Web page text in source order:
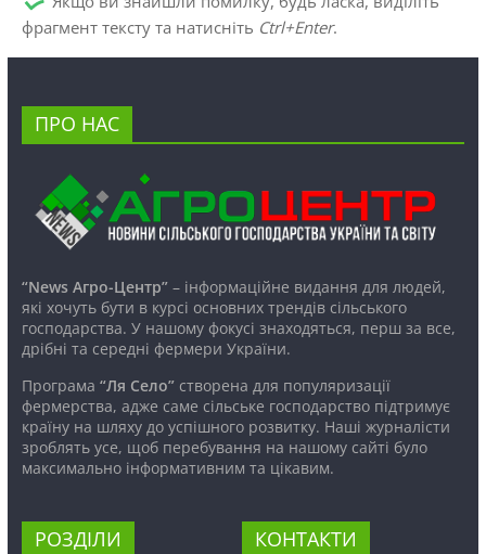
фрагмент тексту та натисніть Ctrl+Enter.
ПРО НАС
“News Агро-Центр”– інформаційне видання для людей,
які хочуть бути в курсі основних трендів сільського
господарства. У нашому фокусі знаходяться, перш за все,
дрібні та середні фермери України.
Програма “Ля Село”створена для популяризації
фермерства, адже саме сільське господарство підтримує
країну на шляху до успішного розвитку. Наші журналісти
зроблять усе, щоб перебування на нашому сайті було
максимально інформативним та цікавим.
РОЗДІЛИ КОНТАКТИ